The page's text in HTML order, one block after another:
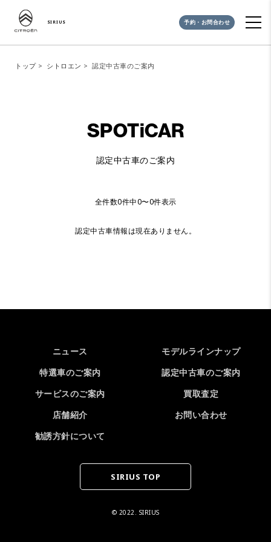
SIRIUS 予約・お問合わせ
トップ シトロエン 認定中古車のご案内
SPOTiCAR
認定中古車のご案内
全件数0件中0〜0件表示
認定中古車情報は現在ありません。
ニュース
モデルラインナップ
特選車のご案内
認定中古車のご案内
サービスのご案内
買取査定
店舗紹介
お問い合わせ
勧誘方針について
SIRIUS TOP
© 2022. SIRIUS